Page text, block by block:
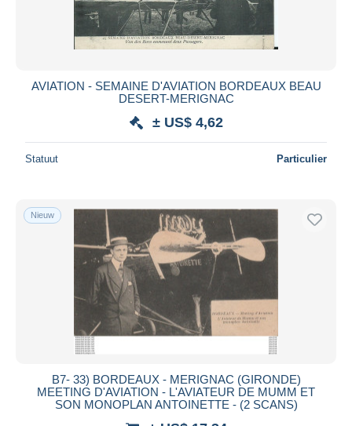
AVIATION - SEMAINE D'AVIATION BORDEAUX BEAU
DESERT-MERIGNAC
± US$ 4,62
Statuut Particulier
Nieuw
B7- 33) BORDEAUX - MERIGNAC (GIRONDE)
MEETING D'AVIATION - L'AVIATEUR DE MUMM ET
SON MONOPLAN ANTOINETTE - (2 SCANS)